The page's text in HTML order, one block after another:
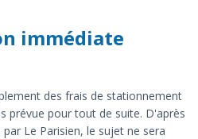
immédiate
des frais de stationnement
prévue pour tout de suite. D'après
Le Parisien, le sujet ne sera